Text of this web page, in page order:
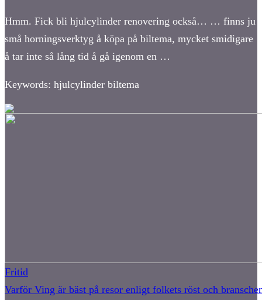
Hmm. Fick bli hjulcylinder renovering också… … finns ju
små horningsverktyg å köpa på biltema, mycket smidigare
å tar inte så lång tid å gå igenom en …
Keywords: hjulcylinder biltema
Fritid
Varför Ving är bäst på resor enligt folkets röst och